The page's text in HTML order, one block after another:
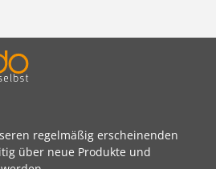
regelmäßig erscheinenden
über neue Produkte und